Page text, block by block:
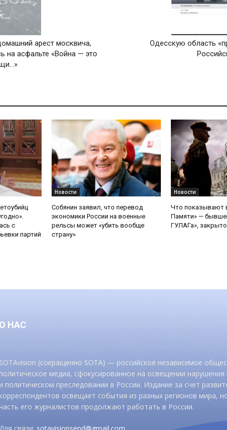
арест москвича,
на асфальте «Война — это
Одесскую область
с
партий
Новости
Собянин заявил, что перевод
экономики России на военные
рельсы может «убить вообще
страну»
Новости
Что показывают
Памяти» —
ГУЛАГа»,
О НАС
SOTAvision (сокращенно SOTA) — российское независимое
политическое медиа, сфокусированное на освещении нарушения
и политическом преследовании в России. Издание за счет
корреспондентов освещает события из разных регионов мира,
часть его журналистов продолжают работать в России.